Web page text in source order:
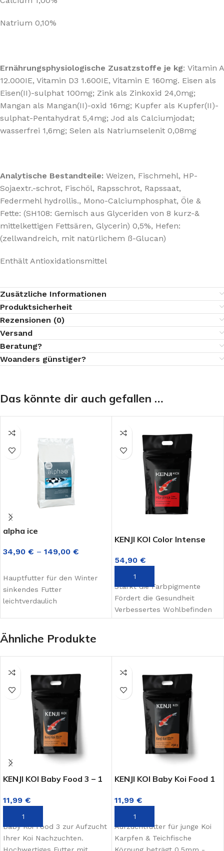
Natrium 0,10%
Ernährungsphysiologische Zusatzstoffe je kg: Vitamin A
12.000IE, Vitamin D3 1.600IE, Vitamin E 160mg. Eisen als
Eisen(II)-sulphat 100mg; Zink als Zinkoxid 24,0mg;
Mangan als Mangan(II)-oxid 16mg; Kupfer als Kupfer(II)-
sulphat-Pentahydrat 5,4mg; Jod als Calciumjodat;
wasserfrei 1,6mg; Selen als Natriumselenit 0,08mg
Analytische Bestandteile: Weizen, Fischmehl, HP-
Sojaextr.-schrot, Fischöl, Rapsschrot, Rapssaat,
Federmehl hydrollis., Mono-Calciumphosphat, Öle &
Fette: (SH108: Gemisch aus Glyceriden von 8 kurz-&
mittelkettigen Fettsären, Glycerin) 0,5%, Hefen:
(zellwandreich, mit natürlichem ß-Glucan)
Enthält Antioxidationsmittel
Zusätzliche Informationen
Produktsicherheit
Rezensionen (0)
Versand
Beratung?
Woanders günstiger?
Das könnte dir auch gefallen …
alpha ice
34,90 € – 149,00 €
Hauptfutter für den Winter
sinkendes Futter
leichtverdaulich
KENJI KOI Color Intense
54,90 €
IN DEN WARENKORB
Stärkt die Farbpigmente
Fördert die Gesundheit
Verbessertes Wohlbefinden
Ähnliche Produkte
KENJI KOI Baby Food 3 – 1
11,99 €
IN DEN WARENKORB
Baby Koi Food 3 zur Aufzucht
Ihrer Koi Nachzuchten.
Hochwertiges Futter mit
KENJI KOI Baby Koi Food 1
11,99 €
IN DEN WARENKORB
Aufzuchtfutter für junge Koi
Karpfen & Teichfische
Körnung beträgt 0,5mm -